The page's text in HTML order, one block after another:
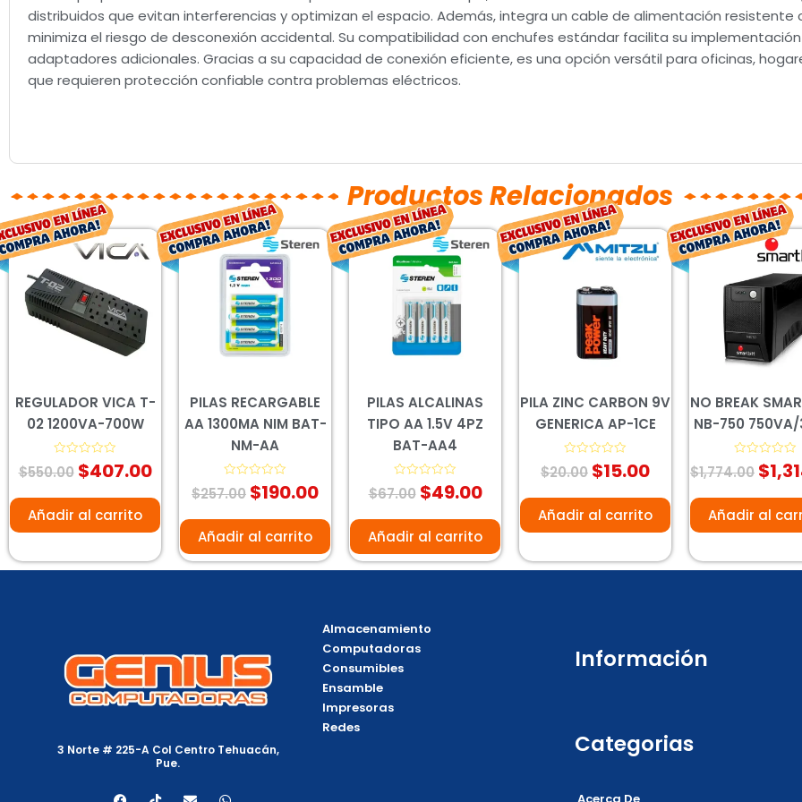
distribuidos que evitan interferencias y optimizan el espacio. Además, integra un cable de alimentación resistente
minimiza el riesgo de desconexión accidental. Su compatibilidad con enchufes estándar facilita su
adaptadores adicionales. Gracias a su capacidad de conexión eficiente, es una opción versátil para oficinas,
que requieren protección confiable contra problemas eléctricos.
Productos Relacionados
REGULADOR VICA T-
02 1200VA-700W
Valorado
con
de
$550.00
El
precio
original
era:
$550.00.
$407.00
El
precio
$407.00.
Añadir al carrito
PILAS RECARGABLE
AA 1300MA NIM BAT-
NM-AA
Valorado
con
de
$257.00
El
precio
original
era:
$257.00.
$190.00
El
precio
Añadir al carrito
PILAS ALCALINAS
TIPO AA 1.5V 4PZ
BAT-AA4
Valorado
con
de
$67.00
El
precio
original
era:
$67.00.
$49.00
El
precio
Añadir al carrito
PILA ZINC CARBON 9V
GENERICA AP-1CE
Valorado
con
de
$20.00
El
precio
original
era:
$20.00.
$15.00
El
precio
Añadir al carrito
NO BREAK
NB-750 750VA/
Valorado
con
de
$1,774.00
El
era:
$
Añadir al
3 Norte # 225-A Col Centro Tehuacán,
Pue.
F T E W
Almacenamiento
Computadoras
Consumibles
Ensamble
Impresoras
Redes
Información
Categorias